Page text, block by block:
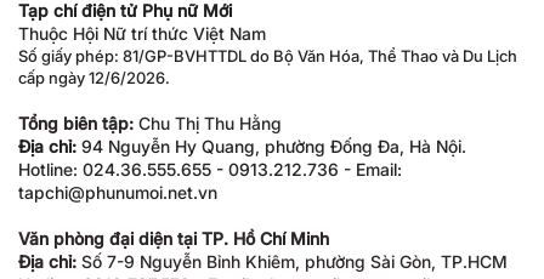
Tạp chí điện tử Phụ nữ Mới
Thuộc Hội Nữ trí thức Việt Nam
Số giấy phép: 81/GP-BVHTTDL do Bộ Văn Hóa, Thể Thao và Du Lịch
cấp ngày 12/6/2026.
Tổng biên tập: Chu Thị Thu Hằng
Địa chỉ: 94 Nguyễn Hy Quang, phường Đống Đa, Hà Nội.
Hotline: 024.36.555.655 - 0913.212.736 - Email:
tapchi@phunumoi.net.vn
Văn phòng đại diện tại TP. Hồ Chí Minh
Địa chỉ: Số 7-9 Nguyễn Bỉnh Khiêm, phường Sài Gòn, TP.HCM